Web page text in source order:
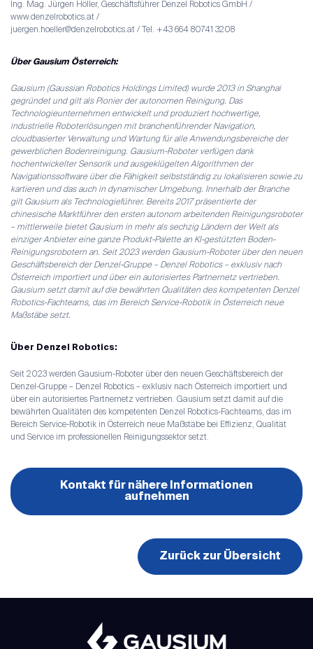
Ing. Mag. Jürgen Höller, Geschäftsführer Denzel Robotics GmbH /
www.denzelrobotics.at /
juergen.hoeller@denzelrobotics.at / Tel. +43 664 80741 3208
Über Gausium Österreich:
Gausium (Gaussian Robotics Holdings Limited) wurde 2013 in Shanghai
gegründet und gilt als Pionier der autonomen Reinigung. Das
Technologieunternehmen entwickelt und produziert hochwertige,
industrielle Roboterlösungen mit branchenführender Navigation,
cloudbasierter Verwaltung und Wartung für alle Anwendungsbereiche der
gewerblichen Bodenreinigung. Gausium-Roboter verfügen dank
hochentwickelter Sensorik und ausgeklügelten Algorithmen der
Navigationssoftware über die Fähigkeit selbstständig zu lokalisieren sowie zu
kartieren und das auch in dynamischer Umgebung. Innerhalb der Branche
gilt Gausium als Technologieführer. Bereits 2017 präsentierte der
chinesische Marktführer den ersten autonom arbeitenden Reinigungsroboter
– mittlerweile bietet Gausium in mehr als sechzig Ländern der Welt als
einziger Anbieter eine ganze Produkt-Palette an KI-gestützten Boden-
Reinigungsrobotern an. Seit 2023 werden Gausium-Roboter über den neuen
Geschäftsbereich der Denzel-Gruppe – Denzel Robotics – exklusiv nach
Österreich importiert und über ein autorisiertes Partnernetz vertrieben.
Gausium setzt damit auf die bewährten Qualitäten des kompetenten Denzel
Robotics-Fachteams, das im Bereich Service-Robotik in Österreich neue
Maßstäbe setzt.
Über Denzel Robotics:
Seit 2023 werden Gausium-Roboter über den neuen Geschäftsbereich der
Denzel-Gruppe – Denzel Robotics – exklusiv nach Österreich importiert und
über ein autorisiertes Partnernetz vertrieben. Gausium setzt damit auf die
bewährten Qualitäten des kompetenten Denzel Robotics-Fachteams, das im
Bereich Service-Robotik in Österreich neue Maßstäbe bei Effizienz, Qualität
und Service im professionellen Reinigungssektor setzt.
Kontakt für nähere Informationen
aufnehmen
Zurück zur Übersicht